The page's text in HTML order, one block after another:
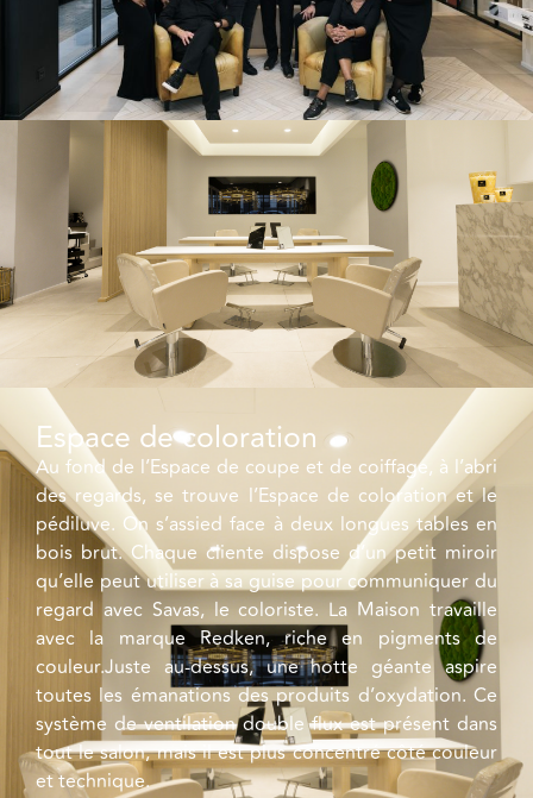
Espace de coloration
Au fond de l’Espace de coupe et de coiffage, à l’abri
des regards, se trouve l’Espace de coloration et le
pédiluve. On s’assied face à deux longues tables en
bois brut. Chaque cliente dispose d’un petit miroir
qu’elle peut utiliser à sa guise pour communiquer du
regard avec Savas, le coloriste. La Maison travaille
avec la marque Redken, riche en pigments de
couleur.Juste au-dessus, une hotte géante aspire
toutes les émanations des produits d’oxydation. Ce
système de ventilation double flux est présent dans
tout le salon, mais il est plus concentré côté couleur
et technique.